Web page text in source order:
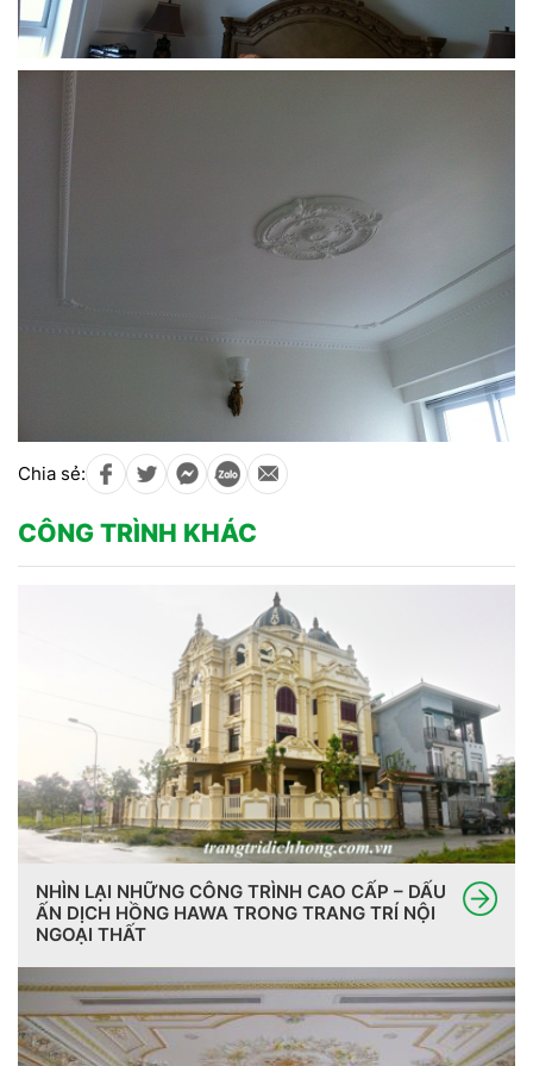
Chia sẻ:
CÔNG TRÌNH KHÁC
NHÌN LẠI NHỮNG CÔNG TRÌNH CAO CẤP – DẤU
ẤN DỊCH HỒNG HAWA TRONG TRANG TRÍ NỘI
NGOẠI THẤT